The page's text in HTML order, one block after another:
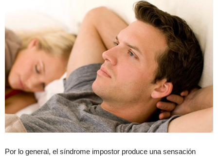
Por lo general, el síndrome impostor produce una sensación